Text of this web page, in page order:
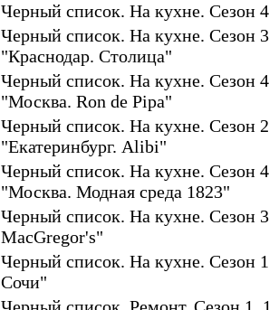
Черный список. На кухне. Сезон
Черный список. На кухне. Сезон
"Краснодар. Столица"
Черный список. На кухне. Сезон
"Москва. Ron de Pipa"
Черный список. На кухне. Сезон
"Екатеринбург. Alibi"
Черный список. На кухне. Сезон
"Москва. Модная среда 1823"
Черный список. На кухне. Сезон
MacGregor's"
Черный список. На кухне. Сезон
Сочи"